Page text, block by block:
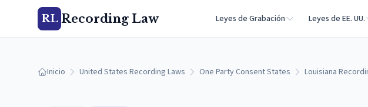
RL Recording Law Leyes de Grabación Leyes de EE. UU.
Inicio United States Recording Laws One Party Consent States Louisiana